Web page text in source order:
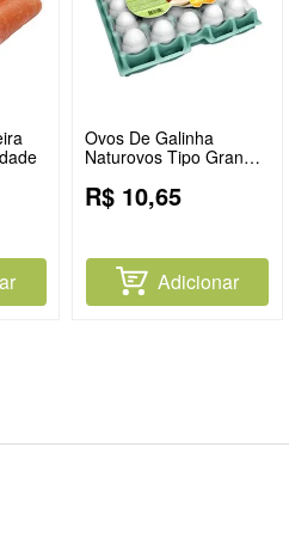
Ovos De Galinha
Naturovos Tipo Grande
Unidades
R$ 10,65
Adicionar